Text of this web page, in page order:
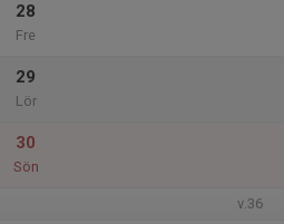
28
Fre
29
Lör
30
Sön
v.36